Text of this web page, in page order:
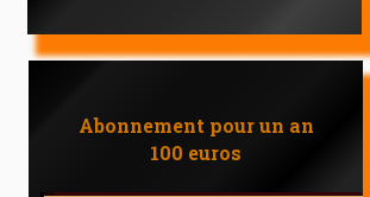
Abonnement pour un an
100 euros